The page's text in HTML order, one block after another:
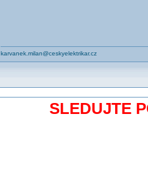
karvanek.milan@ceskyelektrikar.cz
SLEDUJTE